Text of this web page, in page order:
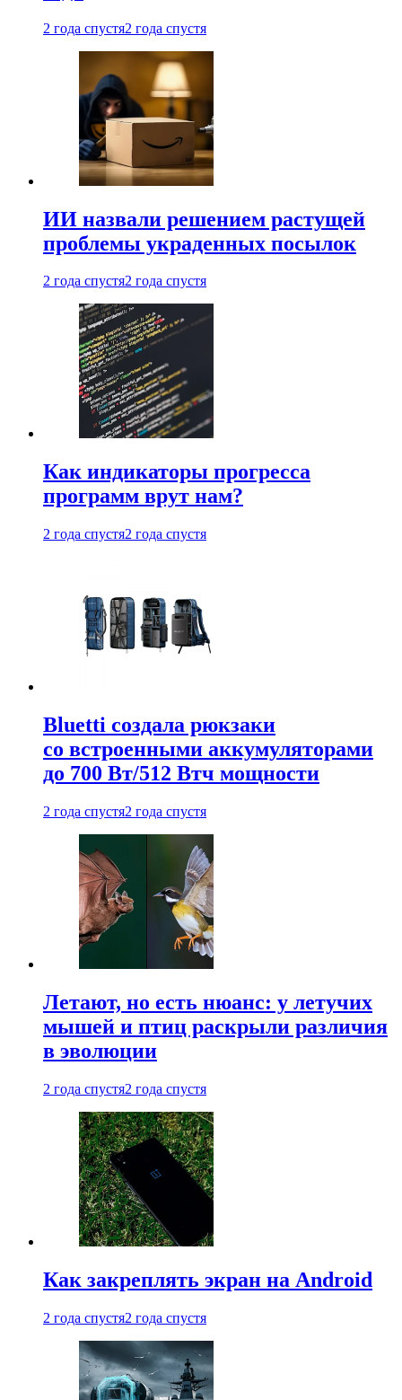
2 года спустя2 года спустя
ИИ назвали решением растущей
проблемы украденных посылок
2 года спустя2 года спустя
Как индикаторы прогресса
программ врут нам?
2 года спустя2 года спустя
Bluetti создала рюкзаки
со встроенными аккумуляторами
до 700 Вт/512 Втч мощности
2 года спустя2 года спустя
Летают, но есть нюанс: у летучих
мышей и птиц раскрыли различия
в эволюции
2 года спустя2 года спустя
Как закреплять экран на Android
2 года спустя2 года спустя